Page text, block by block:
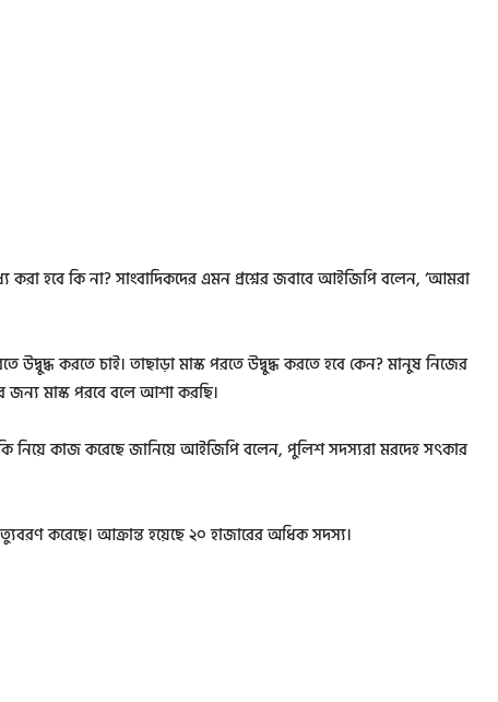
করা হবে কি না? সাংবাদিকদের এমন প্রশ্নের জবাবে আইজিপি বলেন, ‘আমরা
উদ্বুদ্ধ করতে চাই। তাছাড়া মাস্ক পরতে উদ্বুদ্ধ করতে হবে কেন? মানুষ নিজের
জন্য মাস্ক পরবে বলে আশা করছি।
নিয়ে কাজ করেছে জানিয়ে আইজিপি বলেন, পুলিশ সদস্যরা মরদেহ সৎকার
করেছে। আক্রান্ত হয়েছে ২০ হাজারের অধিক সদস্য।